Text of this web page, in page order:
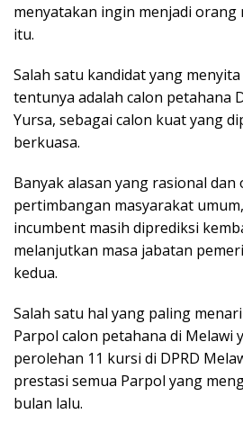
menyatakan ingin menjadi orang
itu.
Salah satu kandidat yang
tentunya adalah calon petahana
Yursa, sebagai calon kuat yang
berkuasa.
Banyak alasan yang rasional
pertimbangan masyarakat
incumbent masih diprediksi
melanjutkan masa jabatan
kedua.
Salah satu hal yang paling
Parpol calon petahana di Melawi
perolehan 11 kursi di DPRD
prestasi semua Parpol yang
bulan lalu.